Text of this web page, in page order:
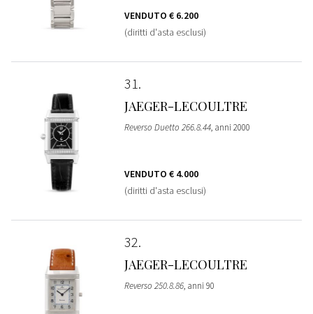
VENDUTO € 6.200
(diritti d'asta esclusi)
31
JAEGER-LECOULTRE
Reverso Duetto 266.8.44, anni 2000
VENDUTO € 4.000
(diritti d'asta esclusi)
32
JAEGER-LECOULTRE
Reverso 250.8.86, anni 90